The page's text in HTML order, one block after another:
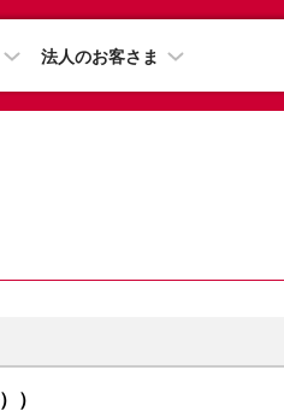
法人のお客さま
）